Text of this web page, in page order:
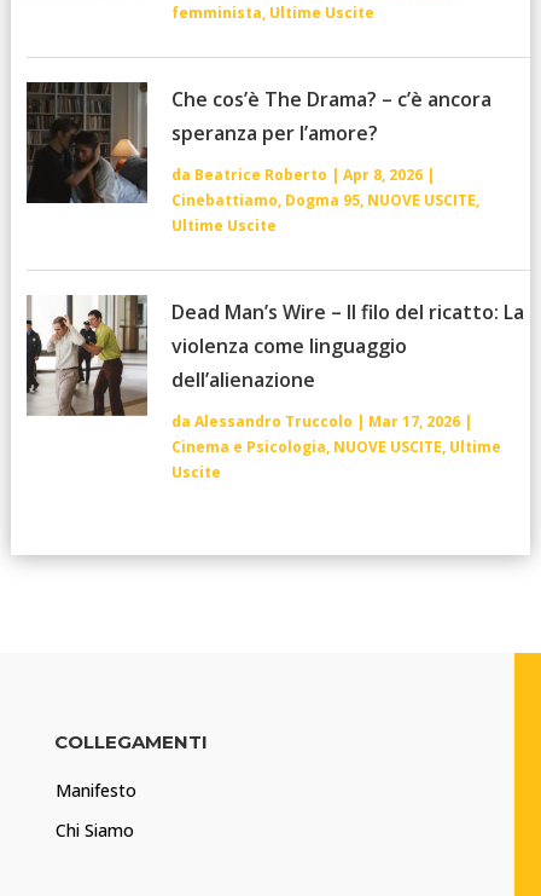
femminista, Ultime Uscite
Che cos’è The Drama? – c’è ancora
speranza per l’amore?
da Beatrice Roberto | Apr 8, 2026|
Cinebattiamo, Dogma 95, NUOVE USCITE,
Ultime Uscite
Dead Man’s Wire – Il filo del ricatto: La
violenza come linguaggio
dell’alienazione
da Alessandro Truccolo | Mar 17, 2026|
Cinema e Psicologia, NUOVE USCITE, Ultime
Uscite
COLLEGAMENTI
Manifesto
Chi Siamo